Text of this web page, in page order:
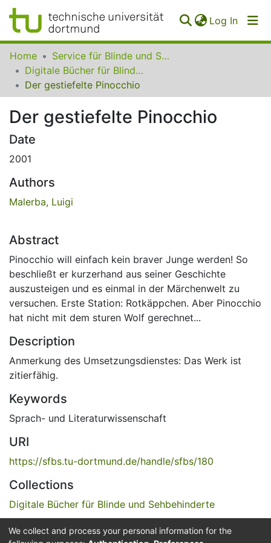
Log In
Communities
Collections
FAQ
Home
Service für Blinde und Sehbehinderte der UB Dortmund
Digitale Bücher für Blinde und Sehbehinderte
Der gestiefelte Pinocchio
Der gestiefelte Pinocchio
Date
2001
Authors
Malerba, Luigi
Abstract
Pinocchio will einfach kein braver Junge werden! So
beschließt er kurzerhand aus seiner Geschichte
auszusteigen und es einmal in der Märchenwelt zu
versuchen. Erste Station: Rotkäppchen. Aber Pinocchio
hat nicht mit dem sturen Wolf gerechnet...
Description
Anmerkung des Umsetzungsdienstes: Das Werk ist
zitierfähig.
Keywords
Sprach- und Literaturwissenschaft
URI
https://sfbs.tu-dortmund.de/handle/sfbs/180
Collections
Digitale Bücher für Blinde und Sehbehinderte
Full item page
We collect and process your personal information for the